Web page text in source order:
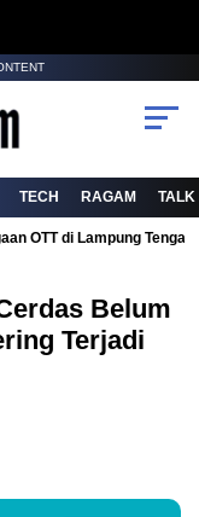
TECH RAGAM TALK
OTT di Lampung
Belum
Terjadi